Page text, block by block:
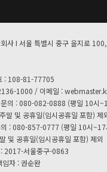
사 I 서울 특별시 중구 을지로
: 108-81-77705
1000 / 이메일 :
문의 : 080-082-0888 (평일 10시
말 및 공휴일(임시공휴일 포함) 제
: 080-857-0777 (평일 10시~17
및 공휴일(임시공휴일 포함) 제외
2017-서울중구-0863
자 : 권순완